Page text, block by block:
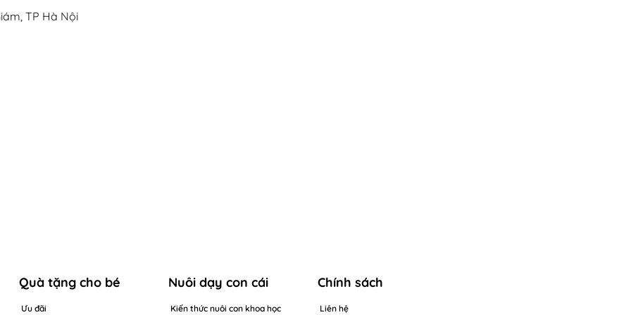
TP Hà Nội
Quà tặng cho bé
Ưu đãi
Nuôi dạy con cái
Kiến thức nuôi con khoa học
Chính sách
Liên hệ